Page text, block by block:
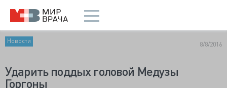
Новости 8/8/2016
Ударить поддых головой Медузы
Горгоны